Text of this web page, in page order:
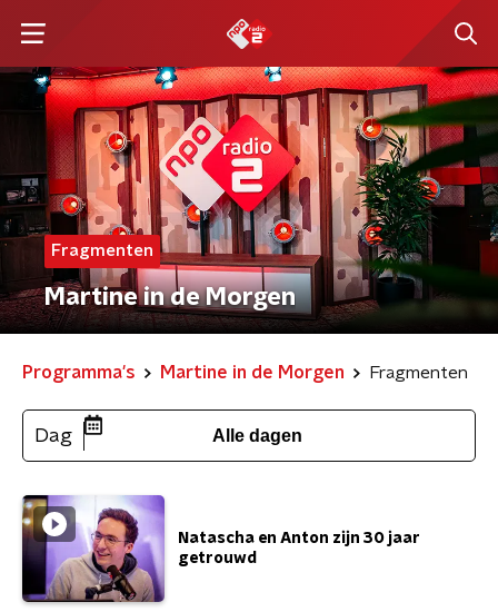
Fragmenten
Martine in de Morgen
Programma's Martine in de Morgen Fragmenten
Dag Alle dagen
Natascha en Anton zijn 30 jaar
getrouwd